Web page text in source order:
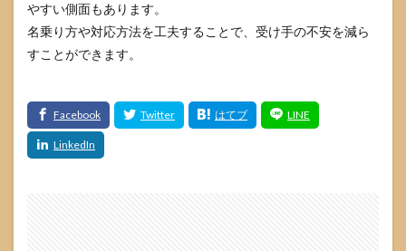
やすい側面もあります。
名乗り方や対応方法を工夫することで、受け手の不安を減ら
すことができます。